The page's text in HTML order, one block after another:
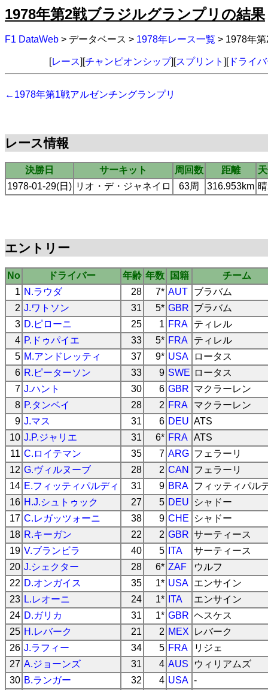
1978年第2戦ブラジルグランプリの結果
F1 DataWeb > データベース > 1978年レース一覧 > 1978年
[レース][チャンピオンシップ][スプリント ][ドライ
←1978年第1戦アルゼンチングランプリ
レース情報
決勝日 サーキット 周回数 距離
1978-01-29(日) リオ・デ・ジャネイロ 63周 316.953km
エントリー
No ドライバー 年齢 年数 国籍
チーム
1 N.ラウダ 28 7* AUT
ブラバム
2 J.ワトソン 31 5* GBR ブラバム
3 D.ピローニ 25 1 FRA
ティレル
4 P.ドゥパイエ 33 5* FRA
ティレル
5 M.アンドレッティ 37 9* USA
ロータス
6 R.ピーターソン 33 9 SWE ロータス
7 J.ハント 30 6 GBR マクラーレン
8 P.タンベイ 28 2 FRA
マクラーレン
9 J.マス 31 6 DEU ATS
10 J.P.ジャリエ 31 6* FRA ATS
11 C.ロイテマン 35 7 ARG フェラーリ
12 G.ヴィルヌーブ 28 2 CAN
フェラーリ
14 E.フィッティパルディ 31 9 BRA フィッティパル
16 H.J.シュトゥック 27 5 DEU
シャドー
17 C.レガッツォーニ 38 9 CHE
シャドー
18 R.キーガン 22 2 GBR サーティース
19 V.ブランビラ 40 5 ITA
サーティース
20 J.シェクター 28 6* ZAF
ウルフ
22 D.オンガイス 35 1* USA エンサイン
23 L.レオーニ 24 1* ITA
エンサイン
24 D.ガリカ 31 1* GBR ヘスケス
25 H.レバーク 21 2 MEX
レバーク
26 J.ラフィー 34 5 FRA
リジェ
27 A.ジョーンズ 31 4 AUS
ウィリアムズ
30 B.ランガー 32 4 USA -